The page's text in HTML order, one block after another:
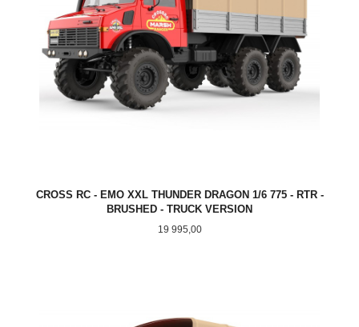
CROSS RC - EMO XXL THUNDER DRAGON 1/6 775 - RTR -
BRUSHED - TRUCK VERSION
Pris
19 995,00